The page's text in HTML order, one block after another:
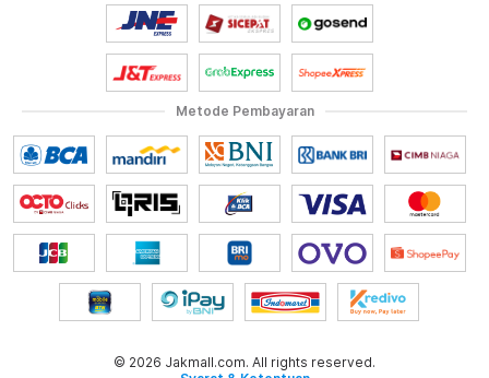
Metode Pembayaran
© 2026 Jakmall.com. All rights reserved.